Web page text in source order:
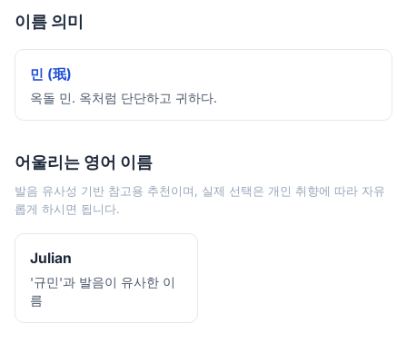
이름 의미
민 (珉)
옥돌 민. 옥처럼 단단하고 귀하다.
어울리는 영어 이름
발음 유사성 기반 참고용 추천이며, 실제 선택은 개인 취향에 따라 자유
롭게 하시면 됩니다.
Julian
'규민'과 발음이 유사한 이
름